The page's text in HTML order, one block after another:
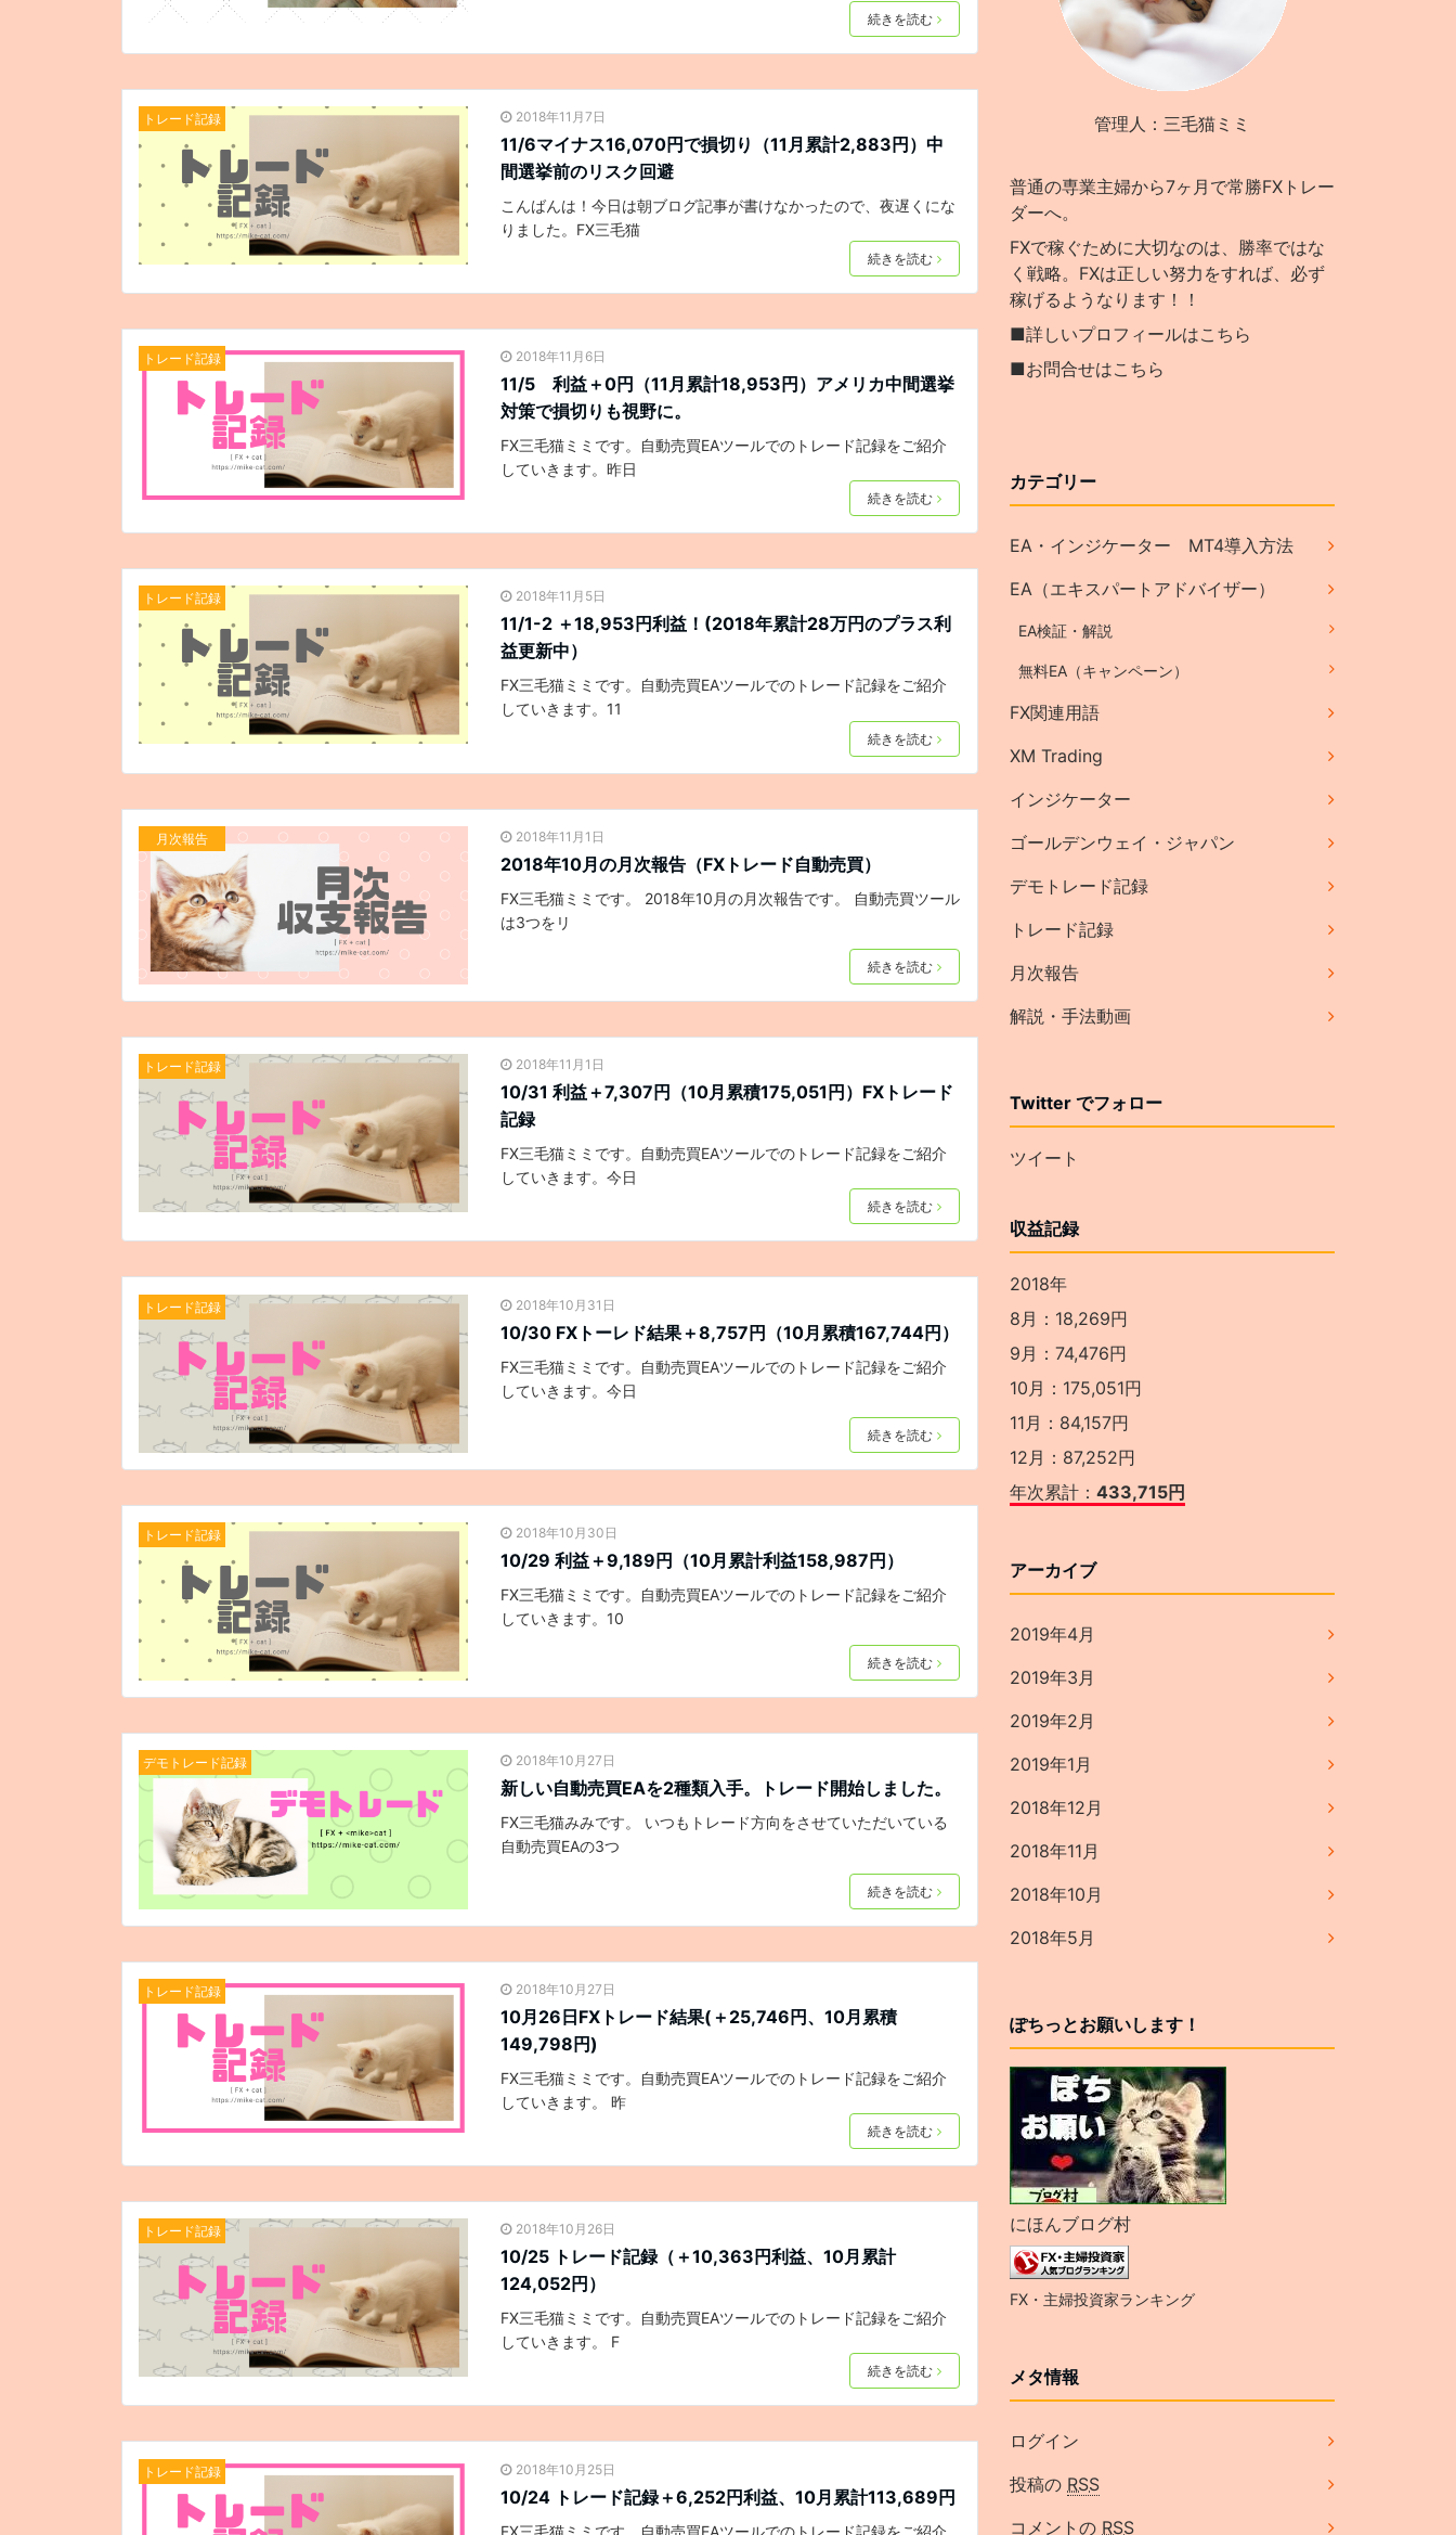
続きを読む
トレード記録 2018年11月7日
11/6マイナス16,070円で損切り（11月累計2,883円）中
間選挙前のリスク回避
こんばんは！今日は朝ブログ記事が書けなかったので、夜遅くにな
りました。FX三毛猫
続きを読む
トレード記録 2018年11月6日
11/5 利益＋0円（11月累計18,953円）アメリカ中間選挙
対策で損切りも視野に。
FX三毛猫ミミです。自動売買EAツールでのトレード記録をご紹介
していきます。昨日
続きを読む
トレード記録 2018年11月5日
11/1-2 ＋18,953円利益！(2018年累計28万円のプラス利
益更新中）
FX三毛猫ミミです。自動売買EAツールでのトレード記録をご紹介
していきます。11
続きを読む
月次報告 2018年11月1日
2018年10月の月次報告（FXトレード自動売買）
FX三毛猫ミミです。 2018年10月の月次報告です。 自動売買ツール
は3つをリ
続きを読む
トレード記録 2018年11月1日
10/31 利益＋7,307円（10月累積175,051円）FXトレード
記録
FX三毛猫ミミです。自動売買EAツールでのトレード記録をご紹介
していきます。今日
続きを読む
トレード記録 2018年10月31日
10/30 FXトーレド結果＋8,757円（10月累積167,744円）
FX三毛猫ミミです。自動売買EAツールでのトレード記録をご紹介
していきます。今日
続きを読む
トレード記録 2018年10月30日
10/29 利益＋9,189円（10月累計利益158,987円）
FX三毛猫ミミです。自動売買EAツールでのトレード記録をご紹介
していきます。10
続きを読む
デモトレード記録 2018年10月27日
新しい自動売買EAを2種類入手。トレード開始しました。
FX三毛猫みみです。 いつもトレード方向をさせていただいている
自動売買EAの3つ
続きを読む
トレード記録 2018年10月27日
10月26日FXトレード結果(＋25,746円、10月累積
149,798円)
FX三毛猫ミミです。自動売買EAツールでのトレード記録をご紹介
していきます。 昨
続きを読む
トレード記録 2018年10月26日
10/25 トレード記録（＋10,363円利益、10月累計
124,052円）
FX三毛猫ミミです。自動売買EAツールでのトレード記録をご紹介
していきます。 F
続きを読む
トレード記録 2018年10月25日
10/24 トレード記録＋6,252円利益、10月累計113,689円
FX三毛猫ミミです。自動売買EAツールでのトレード記録をご紹介
管理人：三毛猫ミミ
普通の専業主婦から7ヶ月で常勝FXトレー
ダーへ。
FXで稼ぐために大切なのは、勝率ではな
く戦略。FXは正しい努力をすれば、必ず
稼げるようなります！！
■詳しいプロフィールはこちら
■お問合せはこちら
カテゴリー
EA・インジケーター MT4導入方法
EA（エキスパートアドバイザー）
EA検証・解説
無料EA（キャンペーン）
FX関連用語
XM Trading
インジケーター
ゴールデンウェイ・ジャパン
デモトレード記録
トレード記録
月次報告
解説・手法動画
Twitter でフォロー
ツイート
収益記録
2018年
8月：18,269円
9月：74,476円
10月：175,051円
11月：84,157円
12月：87,252円
年次累計： 433,715円
アーカイブ
2019年4月
2019年3月
2019年2月
2019年1月
2018年12月
2018年11月
2018年10月
2018年5月
ぽちっとお願いします！
にほんブログ村
FX・主婦投資家ランキング
メタ情報
ログイン
投稿の RSS
コメントの RSS